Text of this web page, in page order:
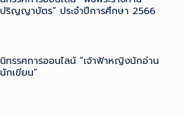
ปริญญาบัตร” ประจำปีการศึกษา 2566
นิทรรศการออนไลน์ “เจ้าฟ้าหญิงนักอ่าน
นักเขียน”